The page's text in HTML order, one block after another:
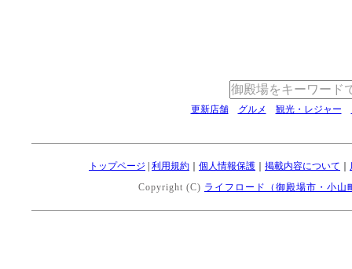
更新店舗 グルメ 観光・レジャー
トップページ 利用規約 個人情報保護 掲載内容について
Copyright (C) ライフロード（御殿場市・小